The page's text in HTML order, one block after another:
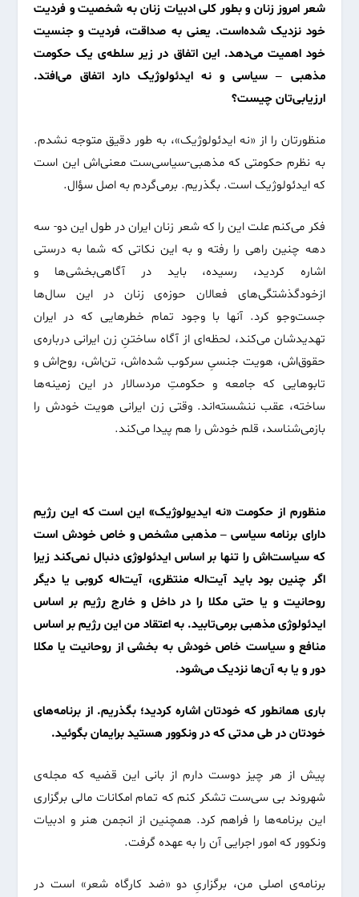
شعر امروز زنان و بطور کلی ادبیات زنان به شخصیت و فردیت
خود نزدیک شده‌است. یعنی به صداقت، فردیت و جنسیت
خود اهمیت می‌دهد. این اتفاق در زیر سلطه‌ی یک حکومت
مذهبی – سیاسی و نه ایدئولوژیک دارد اتفاق می‌افتد.
ارزیابی‌تان چیست؟
منظورتان را از «نه ایدئولوژیک»، به طور دقیق متوجه نشدم.
به نظرم حکومتی که مذهبی-سیاسی‌ست معنی‌اش این است
که ایدئولوژیک است. بگذریم. برمی‌گردم به اصل سؤال.
فکر می‌کنم علت این را ‌که شعر زنان ایران در طول این دو- سه
دهه چنین راهی را رفته و به این نکاتی که شما به درستی
اشاره کردید، رسیده، باید در آگاهی‌بخشی‌ها و
ازخودگذشتگی‌های فعالان حوزه‌ی زنان در این سال‌ها
جست‌وجو کرد. آنها با وجود تمام خطرهایی که در ایران
تهدیدشان می‌کند، لحظه‌ای از آگاه ساختنِ زن ایرانی درباره‌ی
حقوق‌اش، هویت جنسیِ سرکوب شده‌اش، تن‌اش، روح‌اش و
تابوهایی که جامعه و حکومتِ مردسالار در این زمینه‌ها
ساخته‌، عقب ننشسته‌اند. وقتی زن ایرانی هویت خودش را
بازمی‌شناسد، قلم خودش را هم پیدا می‌کند.
منظورم از حکومت «نه ایدیولوژیک» این است که این رژیم
دارای برنامه سیاسی – مذهبی مشخص و خاص خودش است
که سیاست‌اش را تنها بر اساس ایدئولوژی دنبال نمی‌کند زیرا
اگر چنین بود باید آیت‌اله منتظری، آیت‌اله کروبی یا دیگر
روحانیت و یا حتی مکلا را در داخل و خارج رژیم بر اساس
ایدئولوژی مذهبی برمی‌تابید. به اعتقاد من این رژیم بر اساس
منافع و سیاست‌ خاص خودش به بخشی از روحانیت یا مکلا
دور و یا به آن‌ها نزدیک می‌شود.
باری همانطور که خودتان اشاره کردید؛ بگذریم. از برنامه‌های
خودتان در طی مدتی که در ونکوور هستید برایمان بگوئید.
پیش از هر چیز دوست دارم از بانی این قضیه که مجله‌ی
شهروند بی سی‌ست تشکر کنم که تمام امکانات مالی برگزاری
این برنامه‌‌ها را فراهم کرد. همچنین از انجمن هنر و ادبیات
ونکوور که امور اجرایی آن را به عهده گرفت.
برنامه‌ی اصلی من، برگزاریِ دو «ضد کارگاه شعر» است در